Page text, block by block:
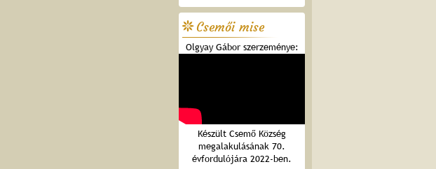
Csemői mise
Olgyay Gábor szerzeménye:
Készült Csemő Község
megalakulásának 70.
évfordulójára 2022-ben.